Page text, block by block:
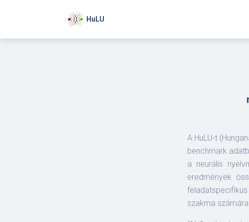
HuLU
A HuLU-t
benchmark
a neurális
eredmények
szakma